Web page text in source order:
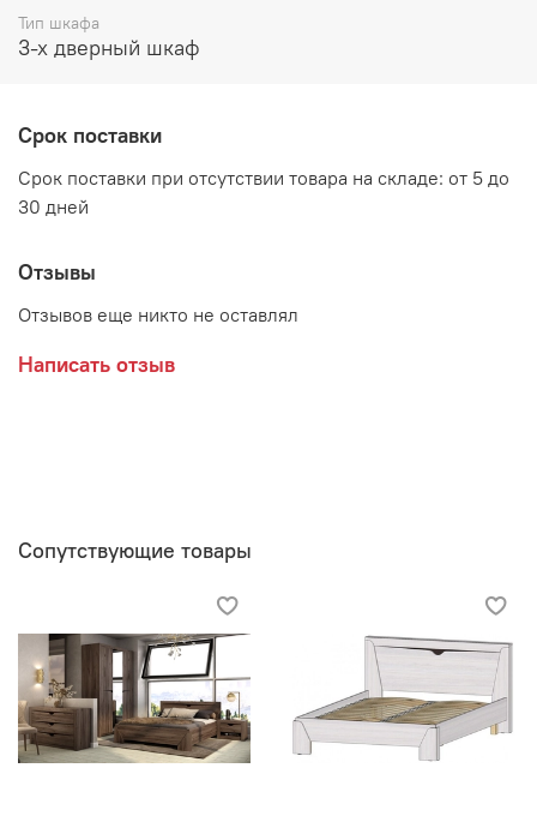
ЛДСП Анкор светлый, вставка Венге
ЛДСП Дуб Самдал, вставка Венге
Производитель:
Мебельная фабрика ЛИНАУРА
Тип шкафа
3-х дверный шкаф
Срок поставки
Срок поставки при отсутствии товара на складе: от 5 до
30 дней
Отзывы
Отзывов еще никто не оставлял
Написать отзыв
Сопутствующие товары